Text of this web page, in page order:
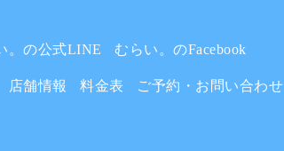
。の公式LINE むらい。のFacebook
店舗情報 料金表 ご予約・お問い合わせ